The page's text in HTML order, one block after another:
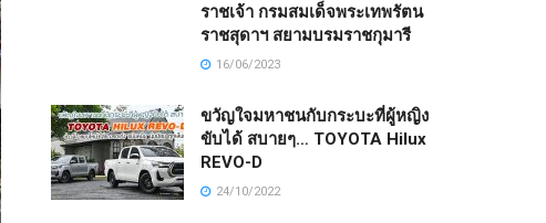
ราชเจ้า กรมสมเด็จพระเทพรัตน
ราชสุดาฯ สยามบรมราชกุมารี
16/06/2023
ขวัญใจมหาชนกับกระบะที่ผู้หญิง
ขับได้ สบายๆ… TOYOTA Hilux
REVO-D
24/10/2022